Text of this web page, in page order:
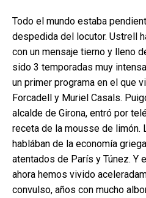
Todo el mundo estaba
despedida del locutor. Ustrell
con un mensaje tierno y lleno
sido 3 temporadas muy
un primer programa en el que
Forcadell y Muriel Casals.
alcalde de Girona, entró por
receta de la mousse de limón.
hablában de la economía
atentados de París y Túnez. Y
ahora hemos vivido
convulso, años con mucho